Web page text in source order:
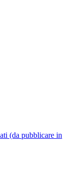
(da pubblicare in